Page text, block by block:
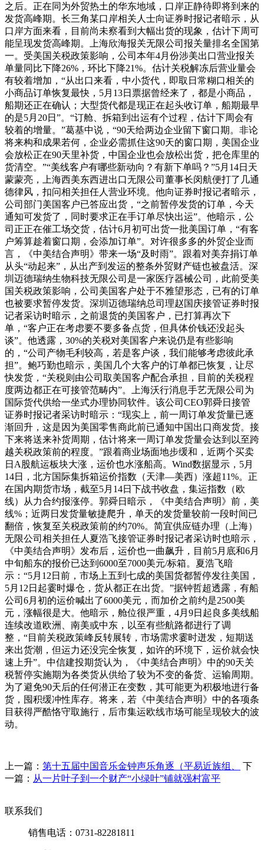
之后。正在同为外贸热土的华东地域，口岸正静待即将到来的
发货高峰期。长三角某口岸相关人士向证券时报记者暗示，从
口岸方面来看，目前尚未察看到大幅出货的现象，估计下周可
能呈现发货高峰期。上海欣海报关无限公司报关量排名全国第
一。受美国关税政策影响，公司本年4月份涉美出口营业报关
单量同比下降26%，环比下降21%。估计关税解冻后营业量会
有较着增加，“从出口来看，中小货代，即取日常糊口相关的
小商品订单恢复最快，5月13日票据曾经来了，都是小商品，
船期还正在确认；大型货代都是现正在起头收订单，船期最早
的是5月20日”。“订舱、拆箱到出运有个过程，估计下周会有
较着的增量。”葛基中说，“90天给两边企业留下窗口期。非论
将来构和成果若何，企业必需抓住这90天的窗口期，美国企业
会放松正在90天里补货，中国企业也会放松出货，把仓库里的
货清空。”“美线客户有哪些新动向？有新下单吗？”5月14日天
蒙蒙亮，上海西美东西进出口无限公司董事长闵航便打了几通
德律风，扣问相关担任人营业环境。他向证券时报记者暗示，
公司部门美国客户已答应出货，“之前暂停发货的订单，今天
通知可发货了，同时要求正在手订单尽快出运”。他暗示，公
司正正在催工场交货，估计6月初可出货一批美国订单，“有客
户筹算趁着窗口期，会添加订单”。对许很多多的外贸企业而
言，《中美结合声明》带来一场“及时雨”。跟着对美弃捐订单
从头“动起来”，从出产到发运的整条外贸财产链也被盘活。深
圳迈德瑞纳生物科技无限公司是一家医疗器械公司，此前受美
国关税政策影响，公司美国客户处于不雅望形态，已有的订单
也被要求暂停发货。深圳迈德瑞纳总司理赵国庆接管证券时报
记者采访时暗示，之前退货的美国客户，已打算再次下
单，“客户正在考虑要不要多备点货，但具体价钱还没起头
谈”。他透露，30%的关税对美国客户来说仍是有些影响
的，“公司产物毛利较高，若是客户谈，我们能够考虑彼此承
担”。鲍巧勤也暗示，美国几个大客户的订单都已恢复，让尽
快发货，“关税则由公司取美国客户配合承担，目前的关税程
度两边都正在可接管范畴内”。上海沃行消息手艺无限公司为
国际货代供给一坐式办理协同软件。该公司CEO郭舜日接管
证券时报记者采访时暗示：“现实上，前一周订单发货量已逐
渐回升，这是因为美国零售商此前已通知中国出口商发货。接
下来将送来补货周期，估计将来一周订单发货量会达到以至跨
越关税政策前的程度。”跟着商业场面地步缓和，近两个买卖
日A股航运板块大涨，运价也水涨船高。Wind数据显示，5月
14日，北方国际集拆箱运价指数（天津—美西）涨超11%。正
在国内期货市场，截至5月14日下战书收盘，集运指数（欧
线）从力合约报涨停。郭舜日暗示，《中美结合声明》前，美
线%；近两日发货量敏捷爬升，单天的发货量较前一段时间已
翻倍，恢复至关税政策前的约70%。简宜供应链办理（上海）
无限公司相关担任人夏浩飞接管证券时报记者采访时也暗示，
《中美结合声明》发布后，运价也一曲飙升，目前5月底和6月
中旬船东的报价已达到6000至7000美元/标箱。夏浩飞暗
示：“5月12日前，市场上五到七成的美国货都暂停发往美国，
5月12日起霎时爆仓，货从都正在出货。”据钟哲超透露，有船
公司6月初的运价喊出了6000美元，而加价之前约是2500美
元，涨幅很是大。他暗示，舱位很严重，4月9日起良多美线船
连续改道欧洲、南美或中东，以至有些航路都进行了调
整，“目前关税政策峰反转展转，市场需求霎时迸发，短期送
来出货潮，但运力还没完全恢复，如许的环境下，运价就会快
速上升”。中信建投期货认为，《中美结合声明》中的90天关
税暂停实施期为各类货从供给了较为不变的备货、运输周期。
为了避免90天后的任何潜正在变数，其可能更为积极地进行备
货，囤积缓冲性库存。将来，若《中美结合声明》中的各项条
目获得严酷恪守取施行，后市集运欧线市场可能呈现较大的波
动。
上一篇： 第十五届中国音乐金钟声乐角逐（平易近族组、
下
一篇： 从一片叶子到一个财产“小绿叶”铺就强村富平
联系我们
销售电话：0731-82281811